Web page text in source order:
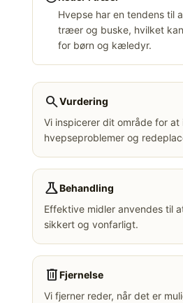
Hvepse har en tendens til
træer og buske, hvilket
for børn og kæledyr.
searchVurdering
Vi inspicerer dit område for
hvepseproblemer og
scienceBehandling
Effektive midler anvendes til
sikkert og vonfarligt.
deleteFjernelse
Vi fjerner reder, når det er